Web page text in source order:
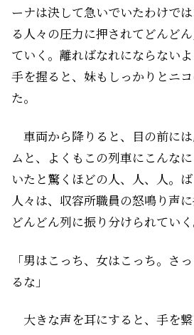
ーナは決して急いでいたわけで
る人々の圧力に押されてどんど
ていく。離ればなれにならない
手を握ると、妹もしっかりとニ
た。
車両から降りると、目の前に
ムと、よくもこの列車にこんな
いたと驚くほどの人、人、人。
人々は、収容所職員の怒鳴り声
どんどん列に振り分けられていく
「男はこっち、女はこっち。さ
るな」
大きな声を耳にすると、手を